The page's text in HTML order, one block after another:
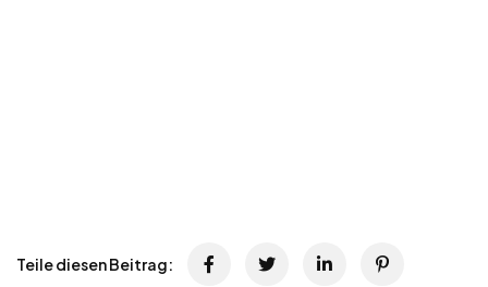
Teile diesen Beitrag: